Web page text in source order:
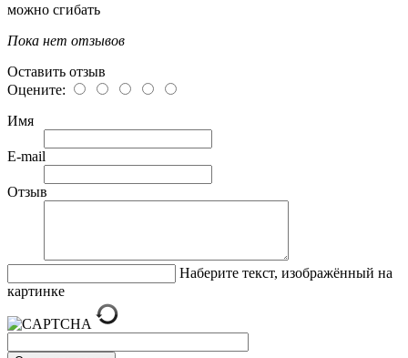
можно сгибать
Пока нет отзывов
Оставить отзыв
Оцените:
Имя
E-mail
Отзыв
Наберите текст, изображённый на
картинке